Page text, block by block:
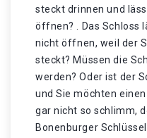
steckt drinnen und
öffnen? . Das Schloss
nicht öffnen, weil der
steckt? Müssen die
werden? Oder ist der
und Sie möchten
gar nicht so schlimm,
Bonenburger